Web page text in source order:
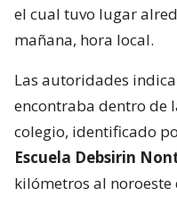
el cual tuvo lugar
mañana, hora local.
Las autoridades
encontraba dentro de
colegio, identificado
Escuela Debsirin
kilómetros al